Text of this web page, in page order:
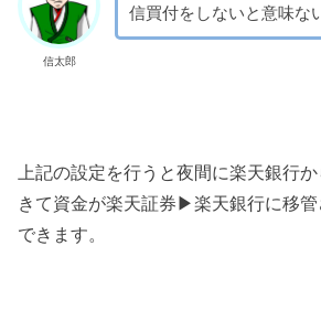
信太郎
信買付をしないと意味な
上記の設定を行うと夜間に楽天銀行
きて資金が楽天証券▶︎楽天銀行に移
できます。